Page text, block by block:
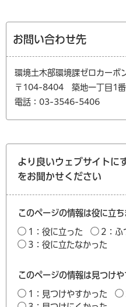
お問い合わせ先
環境土木部環境課ゼロカーボ
〒104-8404 築地一丁目1
電話：03-3546-5406
より良いウェブサイトに
をお聞かせください
このページの情報は役に立ち
1：役に立った
2：ふ
3：役に立たなかった
このページの情報は見つけ
1：見つけやすかった